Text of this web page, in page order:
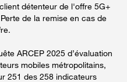
détenteur de l'offre 5G+
de la remise en cas de
ARCEP 2025 d’évaluation
mobiles métropolitains,
251 des 258 indicateurs